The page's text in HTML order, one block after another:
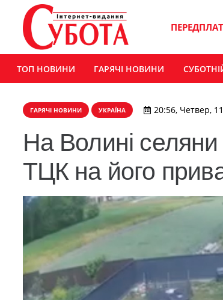
ТОП НОВИНИ ГАРЯЧІ НОВИНИ
ГАРЯЧІ НОВИНИ УКРАЇНА 20:56, Четвер,
На Волині селяни
ТЦК на його